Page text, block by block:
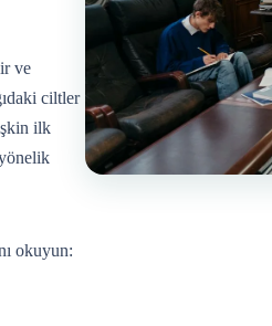
ve
ciltler
ilk
okuyun: